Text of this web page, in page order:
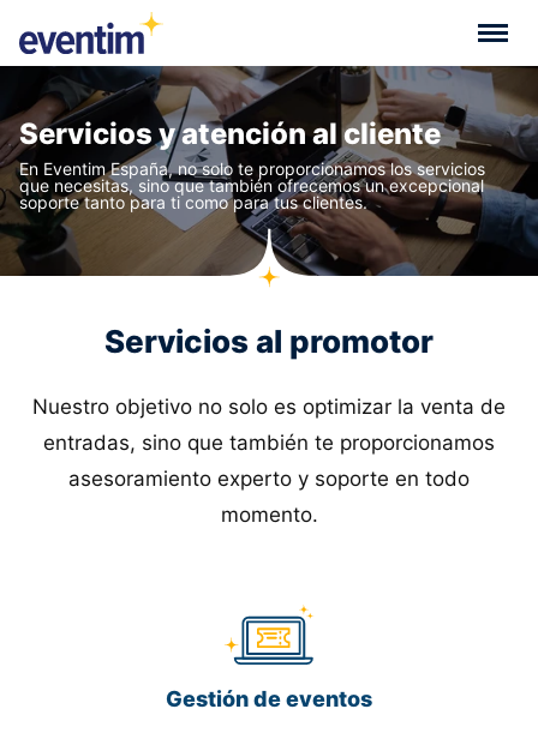
Servicios y atención al cliente
En Eventim España, no solo te proporcionamos los servicios
que necesitas, sino que también ofrecemos un excepcional
soporte tanto para ti como para tus clientes.
Servicios al promotor
Nuestro objetivo no solo es optimizar la venta de
entradas, sino que también te proporcionamos
asesoramiento experto y soporte en todo
momento.
Gestión de eventos